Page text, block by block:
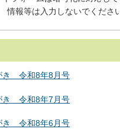
情報等は入力しないでくださ
き 令和8年8月号
き 令和8年7月号
き 令和8年6月号